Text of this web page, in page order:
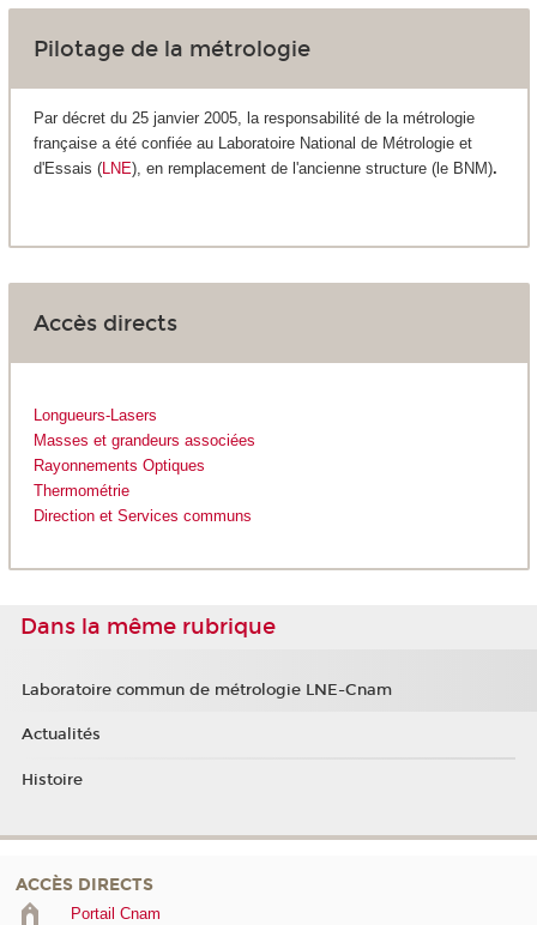
Pilotage de la métrologie
Par décret du 25 janvier 2005, la responsabilité de la métrologie
française a été confiée au Laboratoire National de Métrologie et
d'Essais (LNE), en remplacement de l'ancienne structure (le BNM).
Accès directs
Longueurs-Lasers
Masses et grandeurs associées
Rayonnements Optiques
Thermométrie
Direction et Services communs
Dans la même rubrique
Laboratoire commun de métrologie LNE-Cnam
Actualités
Histoire
ACCÈS DIRECTS
Portail Cnam